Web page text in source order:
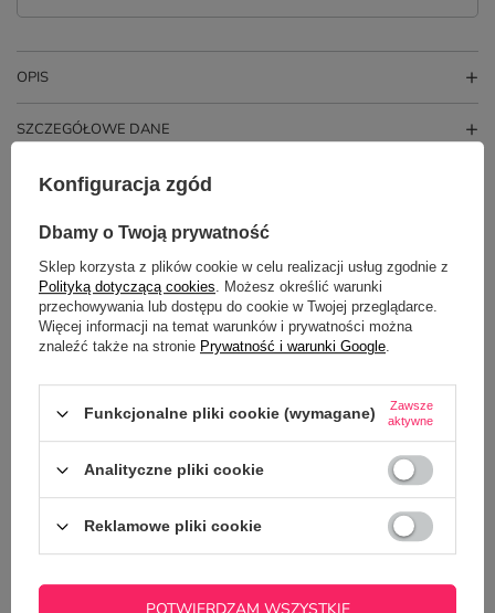
OPIS
SZCZEGÓŁOWE DANE
OPINIE (10)
Potrzebujesz pomocy? Masz pytania?
niezwłocznie, najciekawsze pytania i
odpowiedzi publikując dla innych.
ZADAJ PYTANIE
NAJCZĘŚCIEJ KUPOWANE Z
TYM TOWAREM
Konfiguracja zgód
Dbamy o Twoją prywatność
Sklep korzysta z plików cookie w celu realizacji usług zgodnie z
Polityką dotyczącą cookies. Możesz określić warunki
przechowywania lub dostępu do cookie w Twojej przeglądarce.
Więcej informacji na temat warunków i prywatności można
znaleźć także na stronie Prywatność i warunki Google.
Funkcjonalne pliki cookie (wymagane)
Zawsze
aktywne
Analityczne pliki cookie
Reklamowe pliki cookie
POTWIERDZAM WSZYSTKIE